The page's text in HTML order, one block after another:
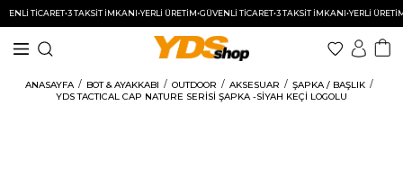
TİCARET•3 TAKSİT İMKANI•YERLİ ÜRETİM•GÜVENLİ TİCARET•3 TAKSİT İMKANI•YERLİ ÜRETİM•
ANASAYFA BOT & AYAKKABI OUTDOOR AKSESUAR
ŞAPKA / BAŞLIK
YDS TACTICAL CAP NATURE SERİSİ ŞAPKA -SİYAH KEÇİ LOGOLU